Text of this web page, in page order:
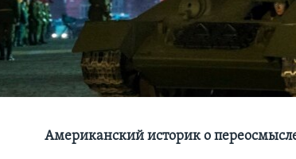
Американский историк о